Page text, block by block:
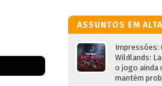
ASSUNTOS EM ALTA
Impressões:
Wildlands:
o jogo ainda
mantém